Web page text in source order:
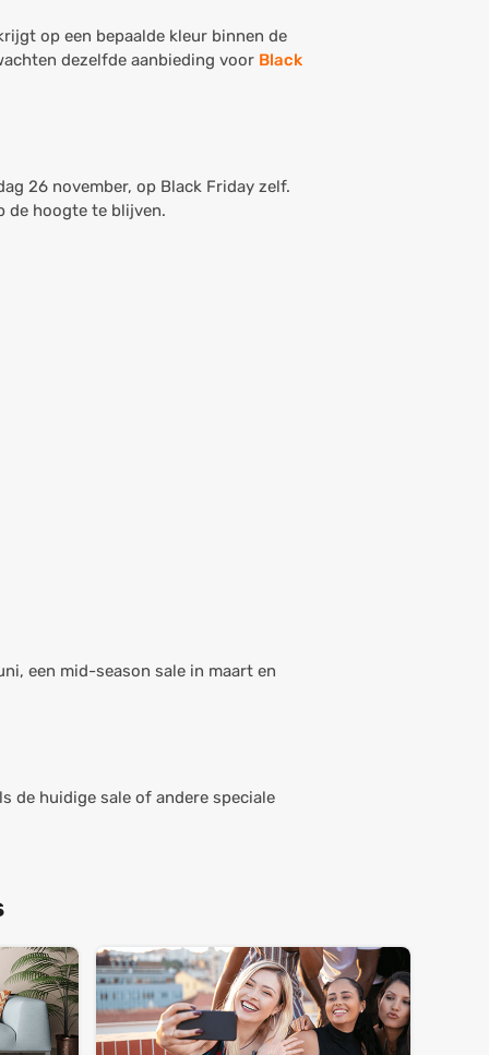
op een bepaalde kleur binnen de
dezelfde aanbieding voor Black
26 november, op Black Friday zelf.
de hoogte te blijven.
een mid-season sale in maart en
de huidige sale of andere speciale